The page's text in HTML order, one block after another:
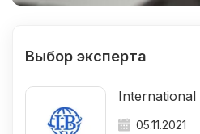
Выбор эксперта
International
05.11.2021